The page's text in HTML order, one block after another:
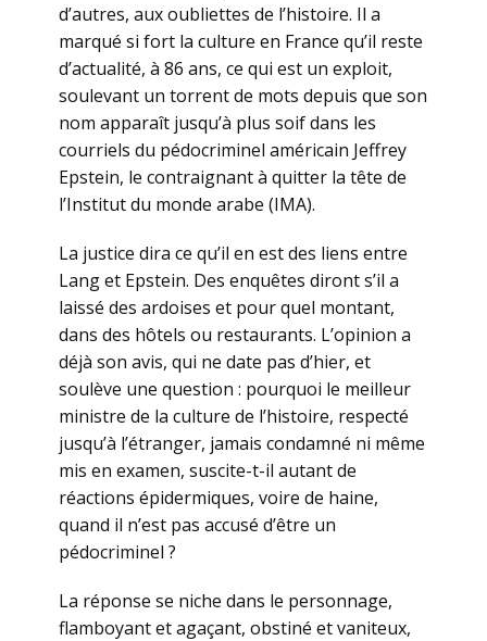
d’autres, aux oubliettes de l’histoire. Il a
marqué si fort la culture en France qu’il reste
d’actualité, à 86 ans, ce qui est un exploit,
soulevant un torrent de mots depuis que son
nom apparaît jusqu’à plus soif dans les
courriels du pédocriminel américain Jeffrey
Epstein, le contraignant à quitter la tête de
l’Institut du monde arabe (IMA).
La justice dira ce qu’il en est des liens entre
Lang et Epstein. Des enquêtes diront s’il a
laissé des ardoises et pour quel montant,
dans des hôtels ou restaurants. L’opinion a
déjà son avis, qui ne date pas d’hier, et
soulève une question : pourquoi le meilleur
ministre de la culture de l’histoire, respecté
jusqu’à l’étranger, jamais condamné ni même
mis en examen, suscite-t-il autant de
réactions épidermiques, voire de haine,
quand il n’est pas accusé d’être un
pédocriminel ?
La réponse se niche dans le personnage,
flamboyant et agaçant, obstiné et vaniteux,